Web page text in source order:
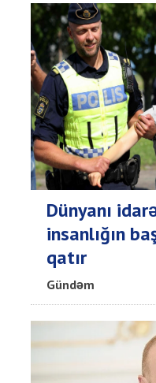
Dünyanı
insanlığın
qatır
Gündəm